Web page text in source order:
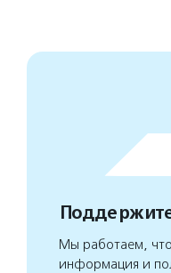
Мы работаем,
информация и